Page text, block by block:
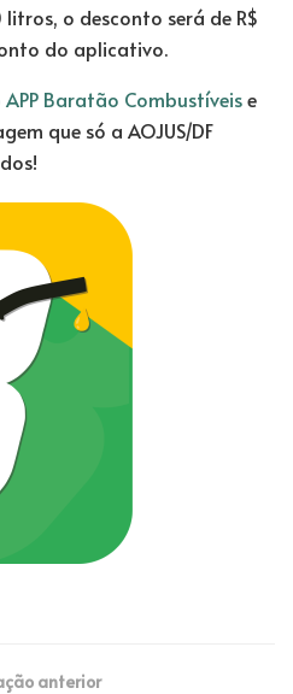
o desconto será de R$
do aplicativo.
APP Baratão Combustíveise
que só a AOJUS/DF
anterior